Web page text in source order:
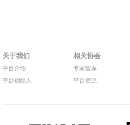
关于我们
平台介绍
平台创始人
相关协会
专家智库
平台资源